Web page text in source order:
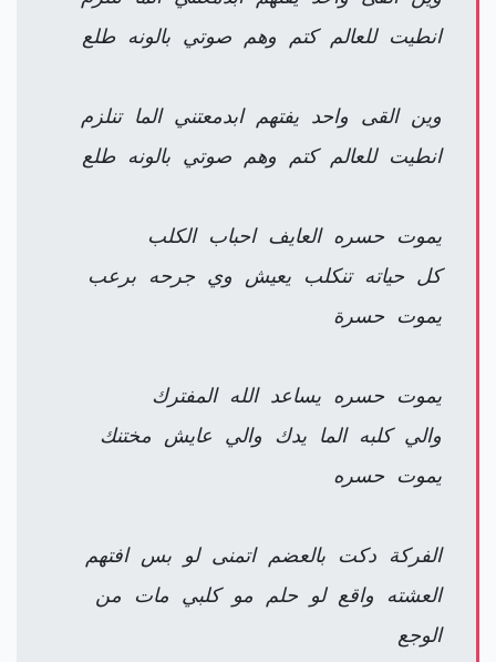
انطيت للعالم كتم وهم صوتي بالونه طلع
وين القى واحد يفتهم ابدمعتني الما تنلزم
انطيت للعالم كتم وهم صوتي بالونه طلع
يموت حسره العايف احباب الكلب
كل حياته تنكلب يعيش وي جرحه برعب
يموت حسرة
يموت حسره يساعد الله المفترك
والي كلبه الما يدك والي عايش مختنك
يموت حسره
الفركة دكت بالعضم اتمنى لو بس افتهم
العشته واقع لو حلم مو كلبي مات من
الوجع